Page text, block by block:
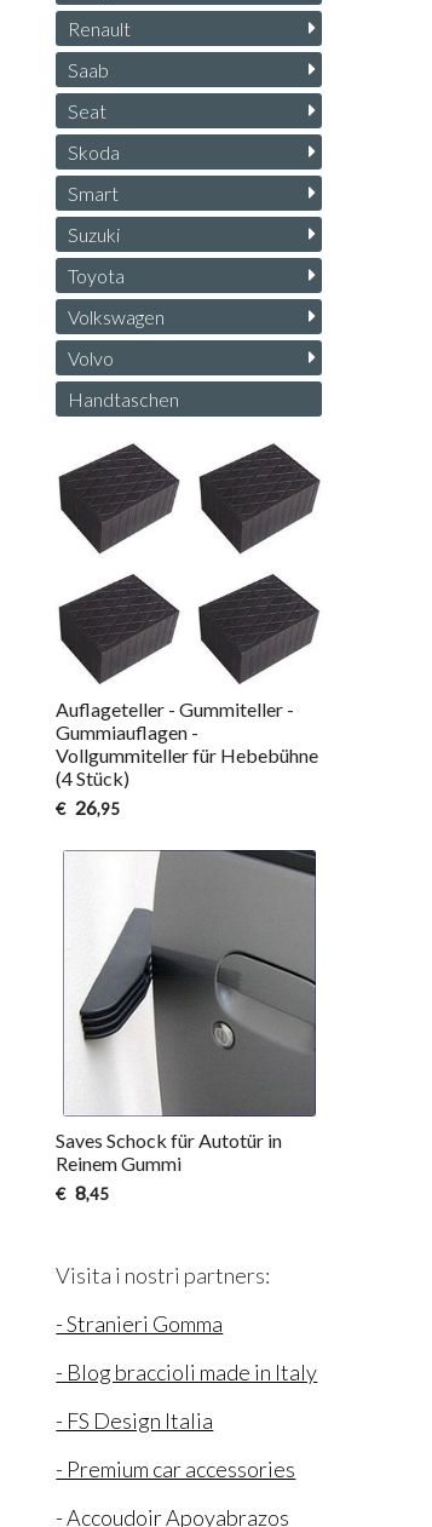
Renault
Saab
Seat
Skoda
Smart
Suzuki
Toyota
Volkswagen
Volvo
Handtaschen
Auflageteller - Gummiteller -
Gummiauflagen -
Vollgummiteller für Hebebühne
(4 Stück)
€ 26,95
Saves Schock für Autotür in
Reinem Gummi
€ 8,45
Visita i nostri partners:
- Stranieri Gomma
- Blog braccioli made in Italy
- FS Design Italia
- Premium car accessories
- Accoudoir Apoyabrazos